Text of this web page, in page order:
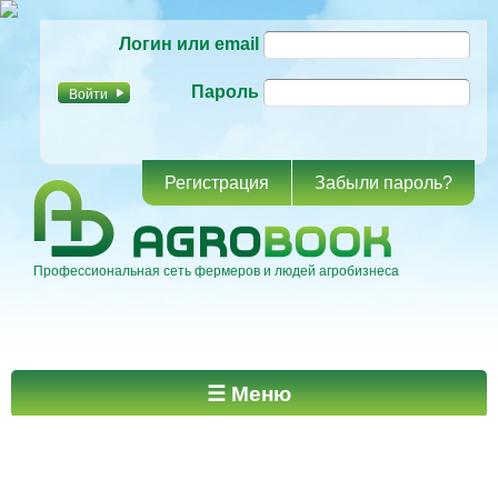
основному
Логин или email
Пароль
Регистрация Забыли пароль?
Профессиональная сеть фермеров и людей агробизнеса
Главное меню ☰ Меню